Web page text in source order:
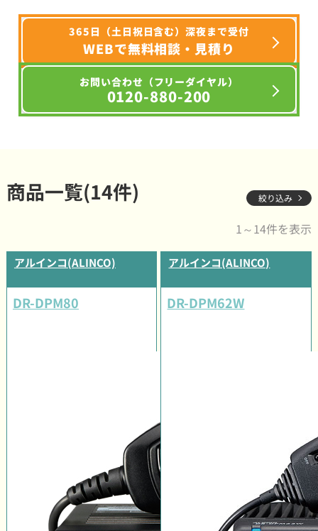
365日（土日祝日含む）深夜まで受付
WEBで無料相談・見積り
お問い合わせ（フリーダイヤル）
0120-880-200
商品一覧(14件) 絞り込み
1～14件を表示
アルインコ(ALINCO)
DR-DPM80
アルインコ(ALINCO)
DR-DPM62W